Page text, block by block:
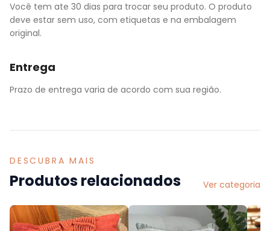
Você tem ate 30 dias para trocar seu produto. O produto
deve estar sem uso, com etiquetas e na embalagem
original.
Entrega
Prazo de entrega varia de acordo com sua região.
DESCUBRA MAIS
Produtos relacionados Ver categoria